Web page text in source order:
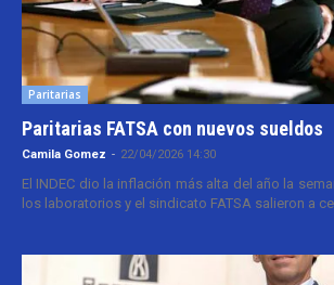
Paritarias
Paritarias FATSA con nuevos sueldos
Camila Gomez - 22/04/2026 14:30
El INDEC dio la inflación más alta del año la
los laboratorios y el sindicato FATSA salieron a